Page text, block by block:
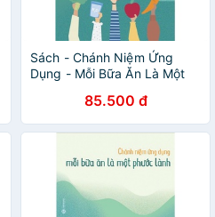
Sách - Chánh Niệm Ứng
Dụng - Mỗi Bữa Ăn Là Một
85.500 đ